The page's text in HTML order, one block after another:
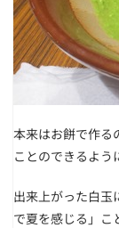
本来はお餅で作る
ことのできるよう
出来上がった白玉
で夏を感じる」こ